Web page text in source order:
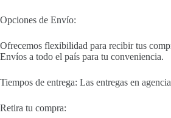
Opciones de Envío:
Ofrecemos flexibilidad para recibir tus
Envíos a todo el país para tu conveniencia.
Tiempos de entrega: Las entregas en
Retira tu compra: